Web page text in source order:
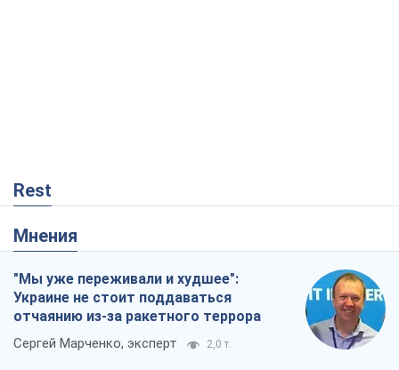
Rest
Мнения
"Мы уже переживали и худшее":
Украине не стоит поддаваться
отчаянию из-за ракетного террора
Сергей Марченко, эксперт 2,0 т.